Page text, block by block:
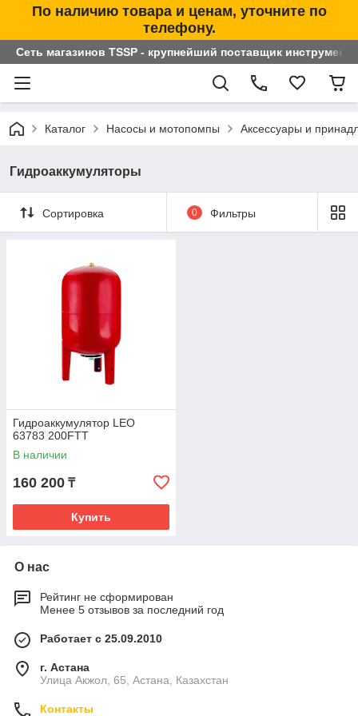
По наличию товара и ценам, уточните по
телефону.
Сеть магазинов TSSP - крупнейший поставщик
Каталог Насосы и мотопомпы Аксессуары и
Гидроаккумуляторы
Сортировка 0 Фильтры
Гидроаккумулятор LEO
63783 200FTT
В наличии
160 200 ₸
Купить
О нас
Рейтинг не сформирован
Менее 5 отзывов за последний год
Работает с 25.09.2010
г. Астана
Улица Акжол, 65, Астана, Казахстан
Контакты